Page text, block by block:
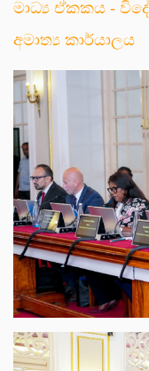
මාධ්‍ය ඒකකය -
අමාත්‍ය කාර්යාලය